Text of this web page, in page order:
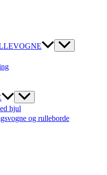
hjul
og rulleborde